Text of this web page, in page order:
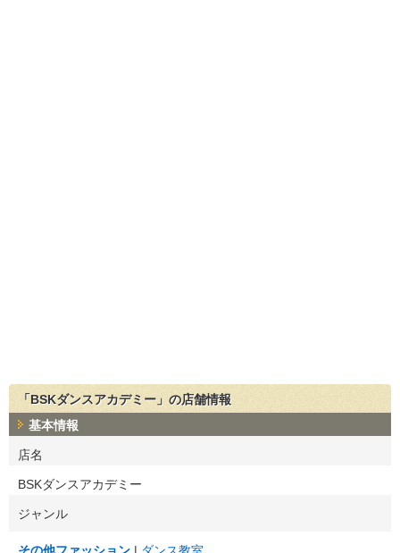
「BSKダンスアカデミー」の店舗情報
基本情報
店名
BSKダンスアカデミー
ジャンル